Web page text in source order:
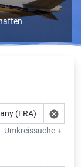
Umkreissuche +